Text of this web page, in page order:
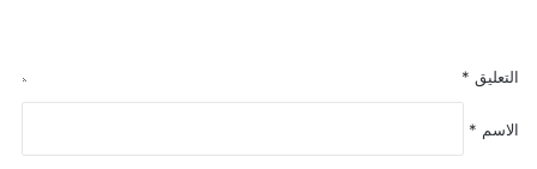
التعليق *
الاسم *